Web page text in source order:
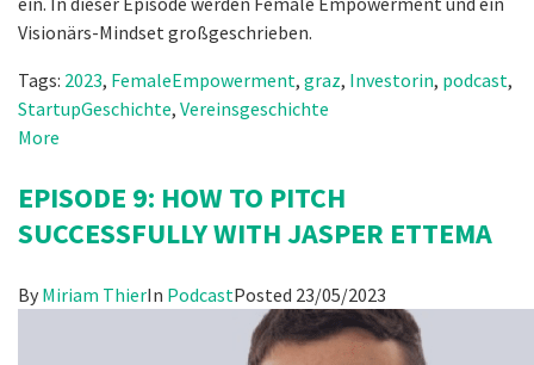
Visionärs-Mindset großgeschrieben.
Tags: 2023, FemaleEmpowerment, graz, Investorin, podcast,
StartupGeschichte, Vereinsgeschichte
More
EPISODE 9: HOW TO PITCH
SUCCESSFULLY WITH JASPER ETTEMA
By Miriam ThierIn PodcastPosted 23/05/2023